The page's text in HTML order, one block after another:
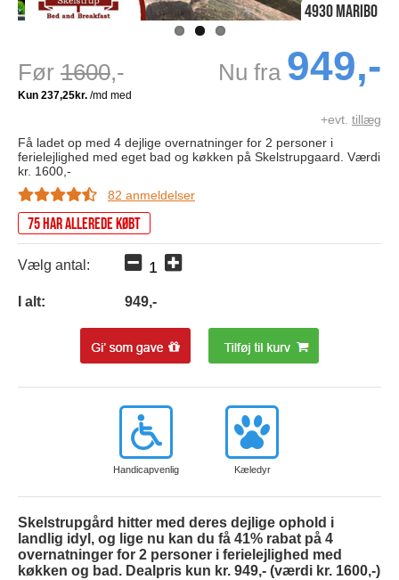
4930 Maribo
Før 1600,- Nu fra 949,-
+evt. tillæg
Få ladet op med 4 dejlige overnatninger for 2 personer i
ferielejlighed med eget bad og køkken på Skelstrupgaard. Værdi
kr. 1600,-
82 anmeldelser
75 har allerede købt
Vælg antal:
I alt: 949,-
Handicapvenlig Kæledyr
Skelstrupgård hitter med deres dejlige ophold i
landlig idyl, og lige nu kan du få 41% rabat på 4
overnatninger for 2 personer i ferielejlighed med
køkken og bad. Dealpris kun kr. 949,- (værdi kr. 1600,-)